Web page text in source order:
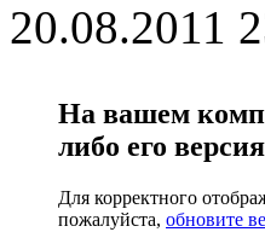
20.08.2011
На вашем
либо его
Для корректного
пожалуйста, обновите